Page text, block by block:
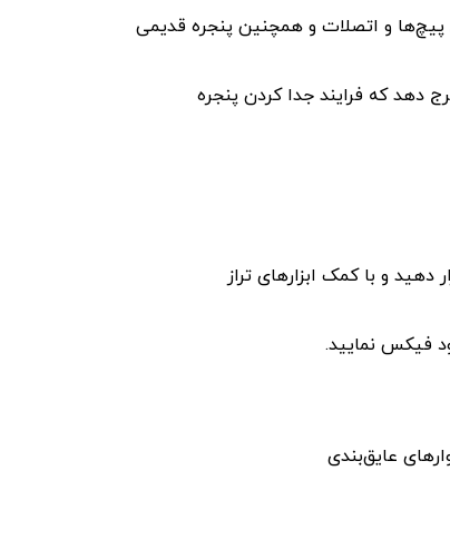
و اتصلات و همچنین پنجره قدیمی
دهد که فرایند جدا کردن پنجره
و با کمک ابزارهای تراز
فیکس نمایید.
عایق‌بندی